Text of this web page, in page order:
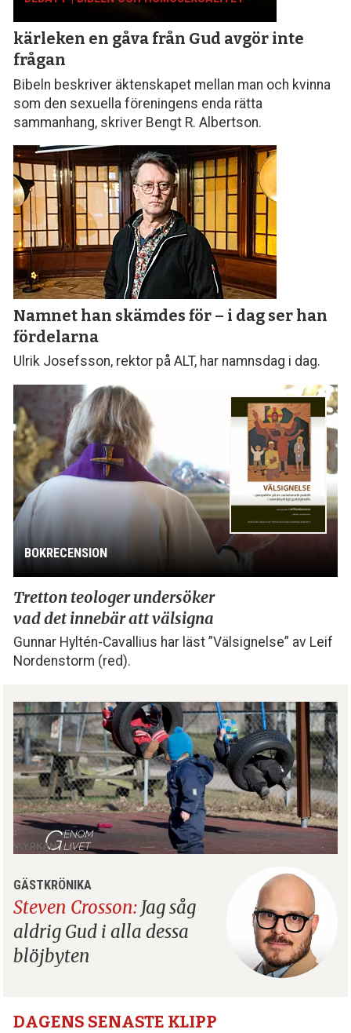
kärleken en gåva från Gud avgör inte
frågan
Bibeln beskriver äktenskapet mellan man och kvinna
som den sexuella föreningens enda rätta
sammanhang, skriver Bengt R. Albertson.
Namnet han skämdes för – i dag ser han
fördelarna
Ulrik Josefsson, rektor på ALT, har namnsdag i dag.
BOKRECENSION
Tretton teologer undersöker
vad det innebär att välsigna
Gunnar Hyltén-Cavallius har läst ”Välsignelse” av Leif
Nordenstorm (red).
GÄSTKRÖNIKA
Steven Crosson: Jag såg
aldrig Gud i alla dessa
blöjbyten
DAGENS SENASTE KLIPP